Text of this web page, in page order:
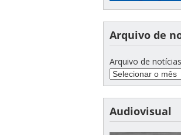
Arquivo de
Arquivo de notícias
Audiovisual